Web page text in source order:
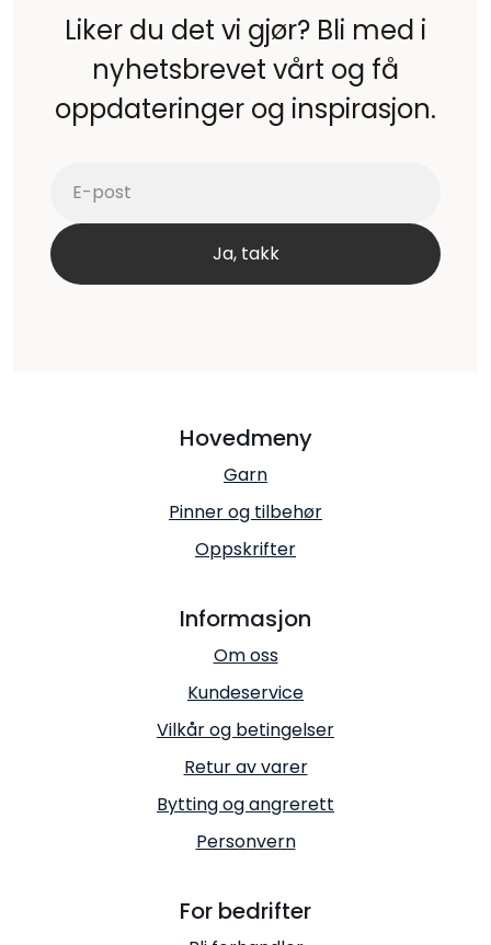
Liker du det vi gjør? Bli med i
nyhetsbrevet vårt og få
oppdateringer og inspirasjon.
Hovedmeny
Garn
Pinner og tilbehør
Oppskrifter
Informasjon
Om oss
Kundeservice
Vilkår og betingelser
Retur av varer
Bytting og angrerett
Personvern
For bedrifter